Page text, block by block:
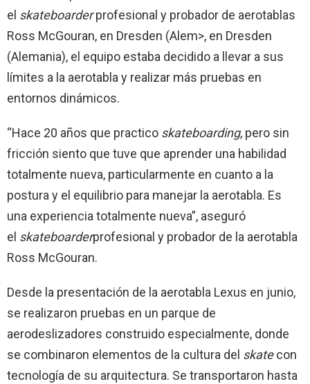
el skateboarderprofesional y probador de aerotablas
Ross McGouran, en Dresden (Alem>, en Dresden
(Alemania), el equipo estaba decidido a llevar a sus
límites a la aerotabla y realizar más pruebas en
entornos dinámicos.
“Hace 20 años que practico skateboarding, pero sin
fricción siento que tuve que aprender una habilidad
totalmente nueva, particularmente en cuanto a la
postura y el equilibrio para manejar la aerotabla. Es
una experiencia totalmente nueva”, aseguró
el skateboarderprofesional y probador de la aerotabla
Ross McGouran.
Desde la presentación de la aerotabla Lexus en junio,
se realizaron pruebas en un parque de
aerodeslizadores construido especialmente, donde
se combinaron elementos de la cultura del skatecon
tecnología de su arquitectura. Se transportaron hasta